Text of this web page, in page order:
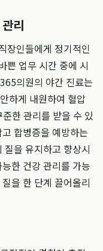
리
장인들에게 정기적인
쁜 업무 시간 중에 시
의원의 야간 진료는
하게 내원하여 혈압
한 관리를 받을 수 있
합병증을 예방하는
을 유지하고 향상시
한 건강 관리를 가능
을 한 단계 끌어올리